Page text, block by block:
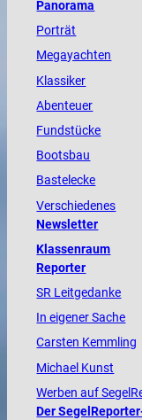
Panorama
Porträt
Megayachten
Klassiker
Abenteuer
Fundstücke
Bootsbau
Bastelecke
Verschiedenes
Newsletter
Klassenraum
Reporter
SR Leitgedanke
In eigener Sache
Carsten Kemmling
Michael Kunst
Werben auf
Der